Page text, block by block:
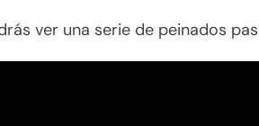
ver una serie de peinados